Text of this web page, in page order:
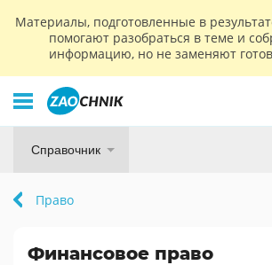
Материалы, подготовленные в
помогают разобраться в теме и
информацию, но не заменяют
Справочник
Право
Финансовое право